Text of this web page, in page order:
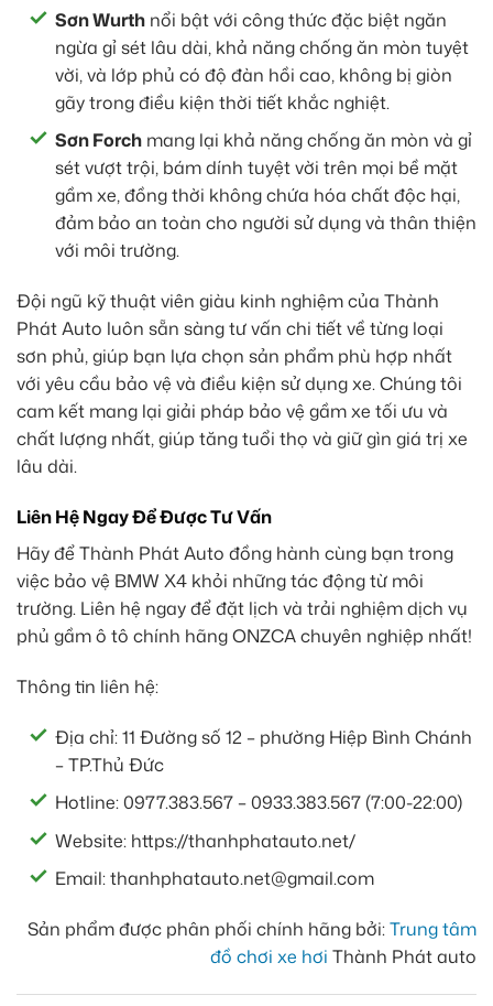
Sơn Wurth nổi bật với công thức đặc biệt ngăn
ngừa gỉ sét lâu dài, khả năng chống ăn mòn tuyệt
vời, và lớp phủ có độ đàn hồi cao, không bị giòn
gãy trong điều kiện thời tiết khắc nghiệt.
Sơn Forch mang lại khả năng chống ăn mòn và gỉ
sét vượt trội, bám dính tuyệt vời trên mọi bề mặt
gầm xe, đồng thời không chứa hóa chất độc hại,
đảm bảo an toàn cho người sử dụng và thân thiện
với môi trường.
Đội ngũ kỹ thuật viên giàu kinh nghiệm của Thành
Phát Auto luôn sẵn sàng tư vấn chi tiết về từng loại
sơn phủ, giúp bạn lựa chọn sản phẩm phù hợp nhất
với yêu cầu bảo vệ và điều kiện sử dụng xe. Chúng tôi
cam kết mang lại giải pháp bảo vệ gầm xe tối ưu và
chất lượng nhất, giúp tăng tuổi thọ và giữ gìn giá trị xe
lâu dài.
Liên Hệ Ngay Để Được Tư Vấn
Hãy để Thành Phát Auto đồng hành cùng bạn trong
việc bảo vệ BMW X4 khỏi những tác động từ môi
trường. Liên hệ ngay để đặt lịch và trải nghiệm dịch vụ
phủ gầm ô tô chính hãng ONZCA chuyên nghiệp nhất!
Thông tin liên hệ:
Địa chỉ: 11 Đường số 12 – phường Hiệp Bình Chánh
– TP.Thủ Đức
Hotline: 0977.383.567 – 0933.383.567 (7:00-22:00)
Website: https://thanhphatauto.net/
Email: thanhphatauto.net@gmail.com
Sản phẩm được phân phối chính hãng bởi:Trung tâm
đồ chơi xe hơi Thành Phát auto